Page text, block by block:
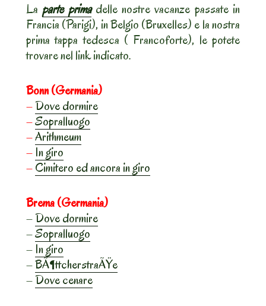
Laparte primadelle nostre vacanze passate in
Francia (Parigi), in Belgio (Bruxelles) e la nostra
prima tappa tedesca ( Francoforte), le potete
trovare nel link indicato.
Bonn (Germania)
–Dove dormire
–Sopralluogo
–Arithmeum
– In giro
–Cimitero ed ancora in giro
Brema (Germania)
–Dove dormire
–Sopralluogo
– In giro
–BÃ¶ttcherstraÃŸe
–Dove cenare